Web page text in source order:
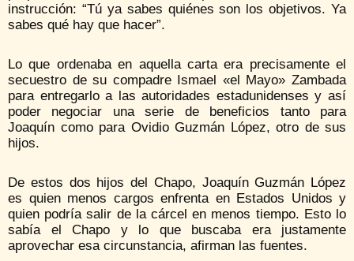
instrucción: “Tú ya sabes quiénes son los objetivos. Ya
sabes qué hay que hacer”.
Lo que ordenaba en aquella carta era precisamente el
secuestro de su compadre Ismael «el Mayo» Zambada
para entregarlo a las autoridades estadunidenses y así
poder negociar una serie de beneficios tanto para
Joaquín como para Ovidio Guzmán López, otro de sus
hijos.
De estos dos hijos del Chapo, Joaquín Guzmán López
es quien menos cargos enfrenta en Estados Unidos y
quien podría salir de la cárcel en menos tiempo. Esto lo
sabía el Chapo y lo que buscaba era justamente
aprovechar esa circunstancia, afirman las fuentes.